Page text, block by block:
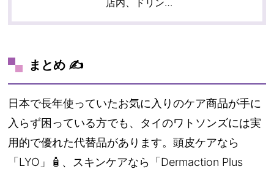
まとめ ✍️
日本で長年使っていたお気に入りのケア商品が手に
入らず困っている方でも、タイのワトソンズには実
用的で優れた代替品があります。頭皮ケアなら
「LYO」🧴、スキンケアなら「Dermaction Plus